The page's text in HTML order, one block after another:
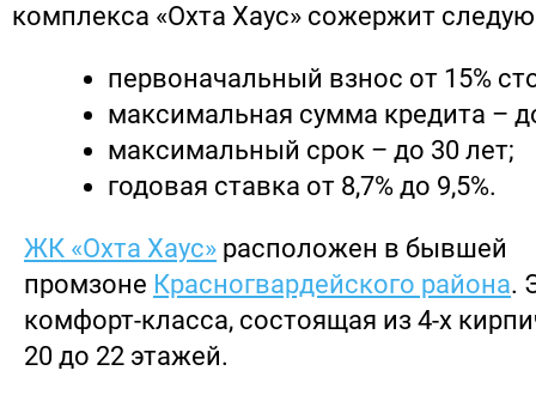
комплекса «Охта Хаус» сожержит
первоначальный взнос от 15%
максимальная сумма кредита –
максимальный срок – до 30 лет;
годовая ставка от 8,7% до 9,5%.
ЖК «Охта Хаус» расположен в бывшей
промзоне Красногвардейского района.
комфорт-класса, состоящая из 4-х
20 до 22 этажей.